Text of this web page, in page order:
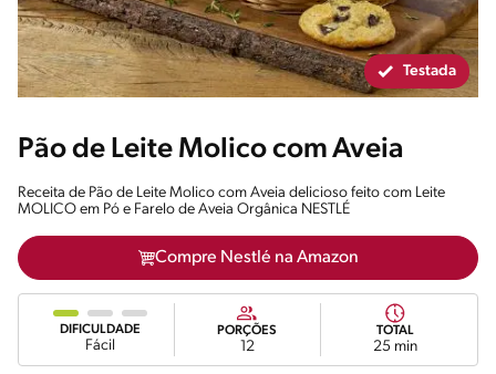
Testada
Pão de Leite Molico com Aveia
Receita de Pão de Leite Molico com Aveia delicioso feito com Leite
MOLICO em Pó e Farelo de Aveia Orgânica NESTLÉ
Compre Nestlé na Amazon
DIFICULDADE
Fácil
PORÇÕES
12
TOTAL
25 min